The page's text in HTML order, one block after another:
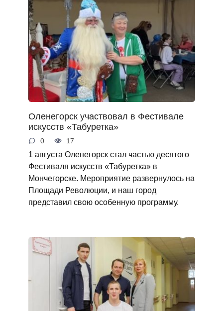
Оленегорск участвовал в Фестивале
искусств «Табуретка»
0 17
1 августа Оленегорск стал частью десятого
Фестиваля искусств «Табуретка» в
Мончегорске. Мероприятие развернулось на
Площади Революции, и наш город
представил свою особенную программу.